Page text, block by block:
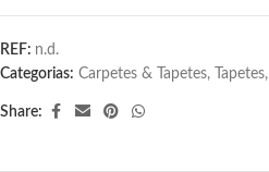
REF: n.d.
Categorias: Carpetes & Tapetes, Tapetes,
Share: